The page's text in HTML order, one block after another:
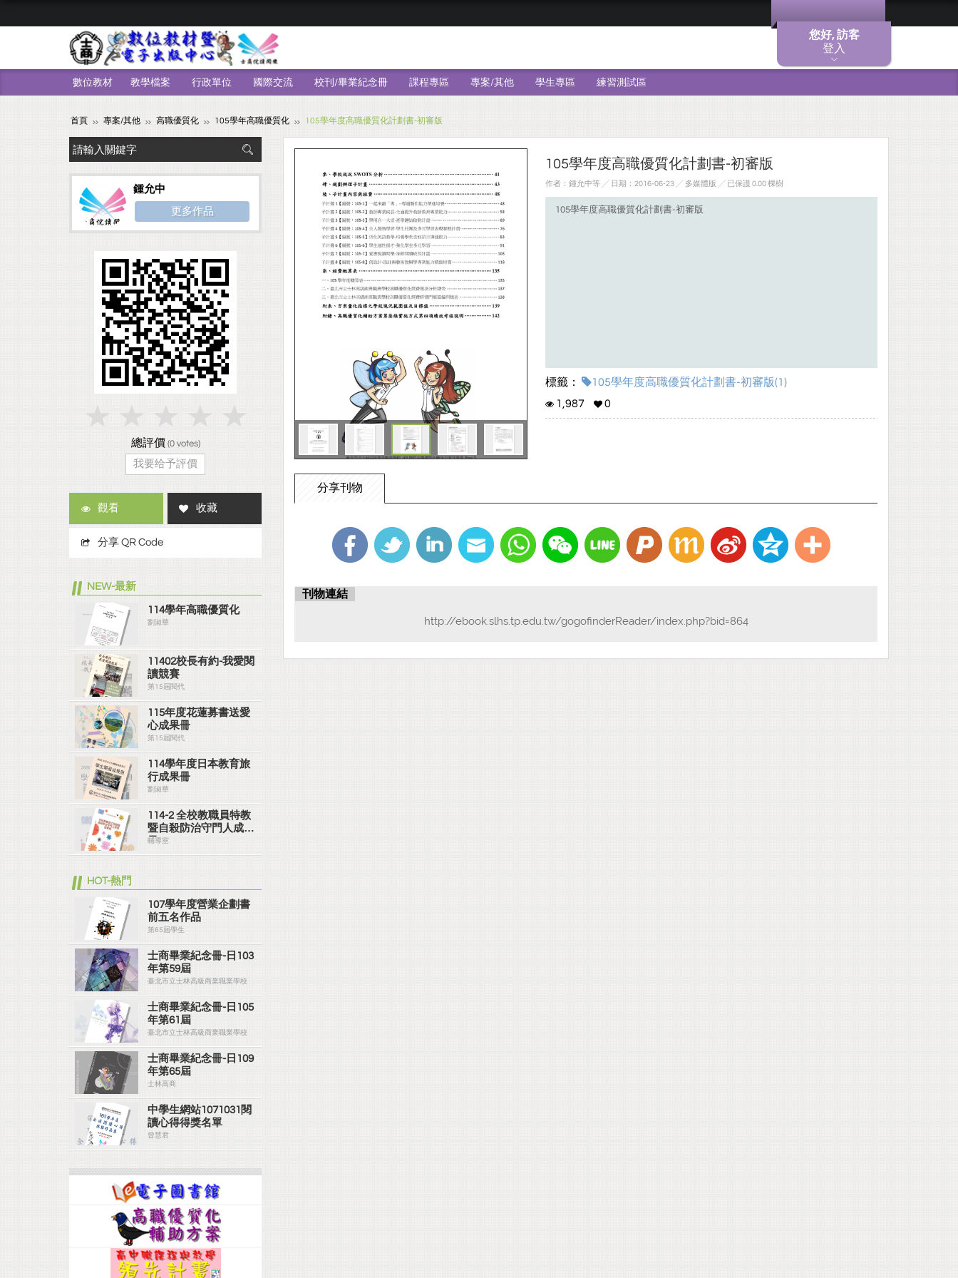
您好, 訪客
登入
數位教材 教學檔案 行政單位 國際交流 校刊/畢業紀念冊 課程專區 專案/其他 學生專區 練習測試區
首頁 專案/其他 高職優質化 105學年高職優質化 105學年度高職優質化計劃書-初審版
105學年度高職優質化計劃書-初審版
作者：鍾允中等 ╱ 日期：2016-06-23 ╱ 多媒體版 ╱ 已保護 0.00 棵樹
105學年度高職優質化計劃書-初審版
標籤：
105學年度高職優質化計劃書-初審版(1)
1,987
0
分享刊物
刊物連結
http://ebook.slhs.tp.edu.tw/gogofinderReader/index.php?bid=864
鍾允中
更多作品
總評價 (0votes)
我要给予評價
觀看 收藏
分享 QR Code
NEW-最新
114學年高職優質化
劉淑華
11402校長有約-我愛閱
讀競賽
第15屆閱代
115年度花蓮募書送愛
心成果冊
第15屆閱代
114學年度日本教育旅
行成果冊
劉淑華
114-2 全校教職員特教
暨自殺防治守門人成果
冊
輔導室
HOT-熱門
107學年度營業企劃書
前五名作品
第65屆學生
士商畢業紀念冊-日103
年第59屆
臺北市立士林高級商業職業學校
士商畢業紀念冊-日105
年第61屆
臺北市立士林高級商業職業學校
士商畢業紀念冊-日109
年第65屆
士林高商
中學生網站1071031閱
讀心得得獎名單
曾慧君